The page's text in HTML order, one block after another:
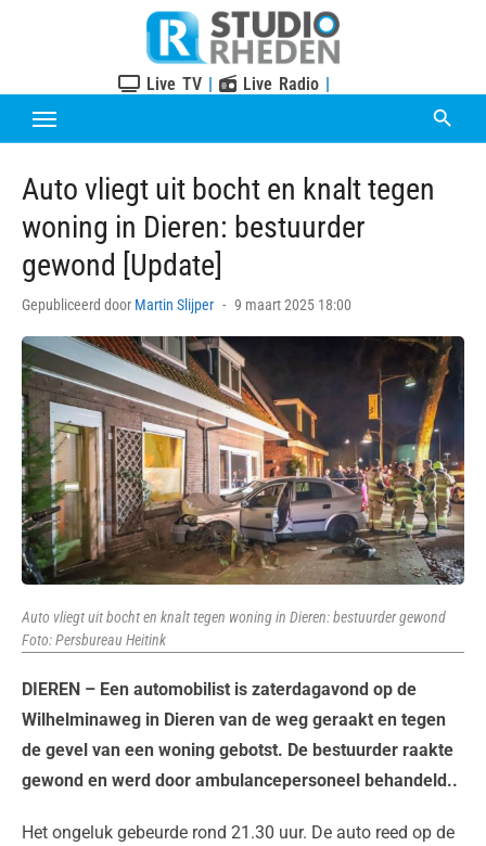
Live TV | Live Radio |
Auto vliegt uit bocht en knalt tegen
woning in Dieren: bestuurder
gewond [Update]
Gepubliceerd door Martin Slijper
Posted
9 maart 2025 18:00
Auto vliegt uit bocht en knalt tegen woning in Dieren: bestuurder gewond
Foto: Persbureau Heitink
DIEREN – Een automobilist is zaterdagavond op de
Wilhelminaweg in Dieren van de weg geraakt en tegen
de gevel van een woning gebotst. De bestuurder raakte
gewond en werd door ambulancepersoneel behandeld..
Het ongeluk gebeurde rond 21.30 uur. De auto reed op de